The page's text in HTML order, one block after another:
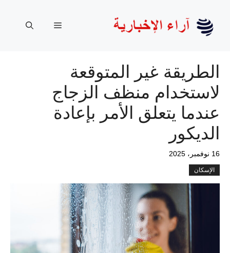
المحتوى
القائمة
الطريقة غير المتوقعة
لاستخدام منظف الزجاج
عندما يتعلق الأمر بإعادة
الديكور
16 نوفمبر، 2025
الإسكان